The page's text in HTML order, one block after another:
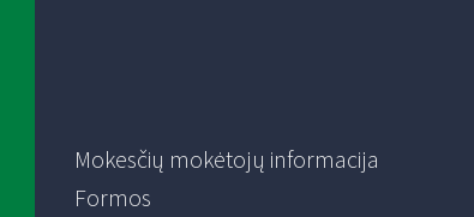
Mokesčių mokėtojų informacija
Formos